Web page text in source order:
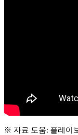
※ 자료 도움: 플레이